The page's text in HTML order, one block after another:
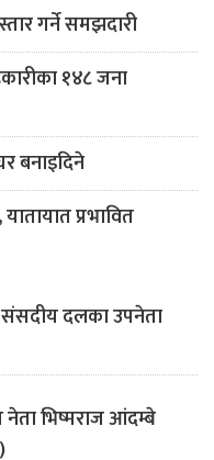
गर्ने समझदारी
१४८ जना
बनाइदिने
प्रभावित
दलका उपनेता
भिष्मराज आंदम्बे